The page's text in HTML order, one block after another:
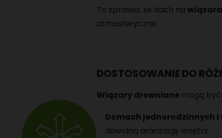
To sprawia, że dach na
atmosferyczne.
DOSTOSOWANIE DO
Wiązary drewniane mogą
Domach jednorodzinnych
dowolną aranżację wnętrz.